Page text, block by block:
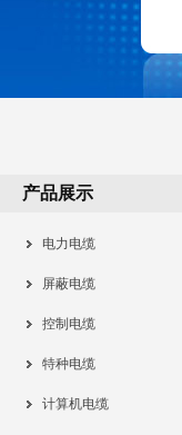
产品展示
电力电缆
屏蔽电缆
控制电缆
特种电缆
计算机电缆